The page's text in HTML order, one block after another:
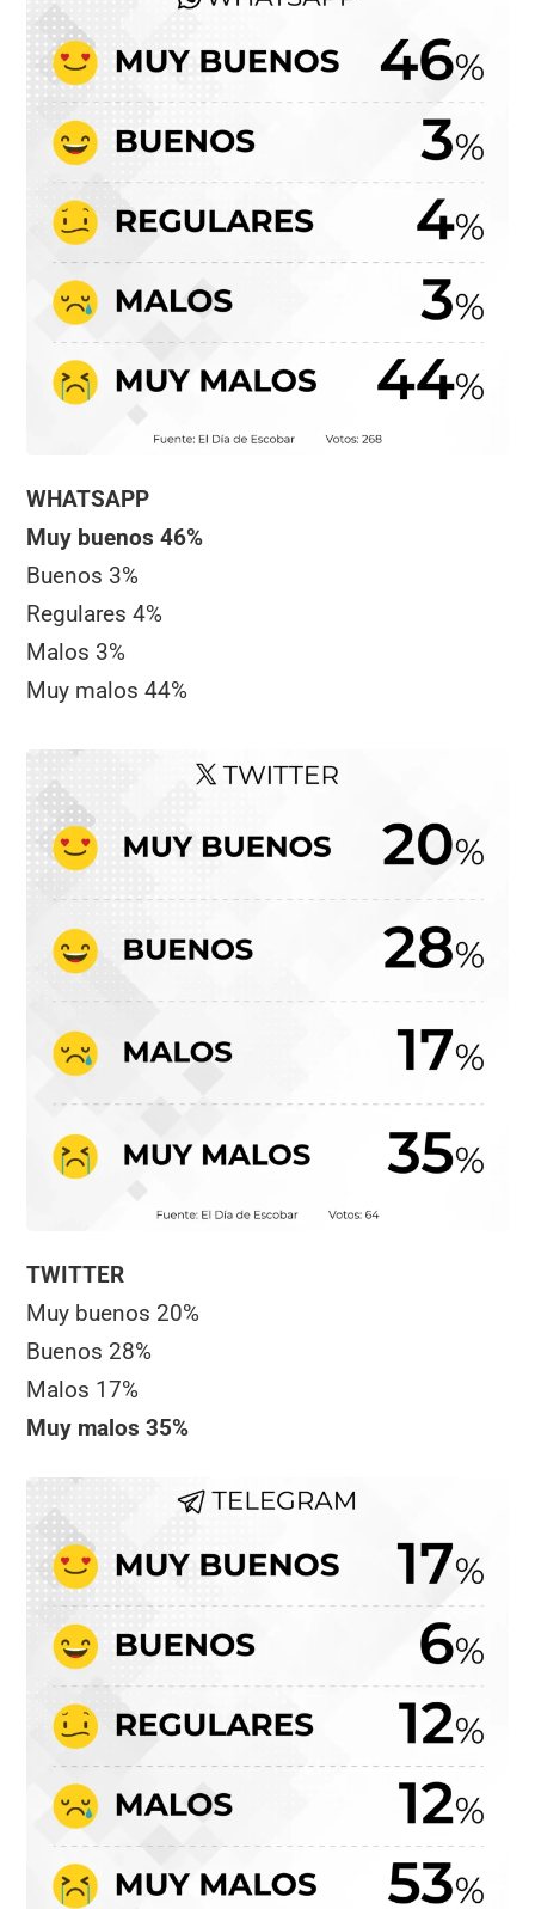
WHATSAPP
Muy buenos 46%
Buenos 3%
Regulares 4%
Malos 3%
Muy malos 44%
TWITTER
Muy buenos 20%
Buenos 28%
Malos 17%
Muy malos 35%